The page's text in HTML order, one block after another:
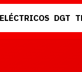
ELÉCTRICOS DGT